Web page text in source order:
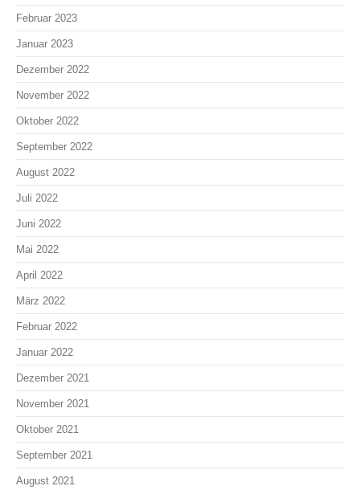
Februar 2023
Januar 2023
Dezember 2022
November 2022
Oktober 2022
September 2022
August 2022
Juli 2022
Juni 2022
Mai 2022
April 2022
März 2022
Februar 2022
Januar 2022
Dezember 2021
November 2021
Oktober 2021
September 2021
August 2021